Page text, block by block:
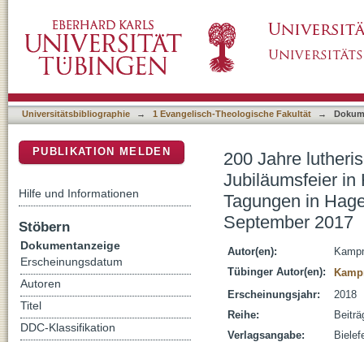
den wissenschaftlichen Tagungen in
September 2017
Universitätsbibliographie → 1 Evangelisch-Theologische Fakultät →
200 Jahre
Jubiläumsfeier in
Tagungen in
September 2017
Autor(en):
Tübinger Autor(en):
Erscheinungsjahr:
2018
Reihe:
Verlagsangabe:
PUBLIKATION MELDEN
Hilfe und Informationen
Stöbern
Dokumentanzeige
Erscheinungsdatum
Autoren
Titel
DDC-Klassifikation